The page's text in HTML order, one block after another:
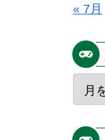
« 7月